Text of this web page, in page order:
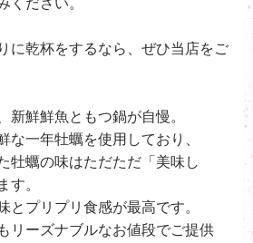
に乾杯をするなら、ぜひ当店をご
新鮮鮮魚ともつ鍋が自慢。
な一年牡蠣を使用しており、
牡蠣の味はただただ「美味し
す。
とプリプリ食感が最高です。
リーズナブルなお値段でご提供